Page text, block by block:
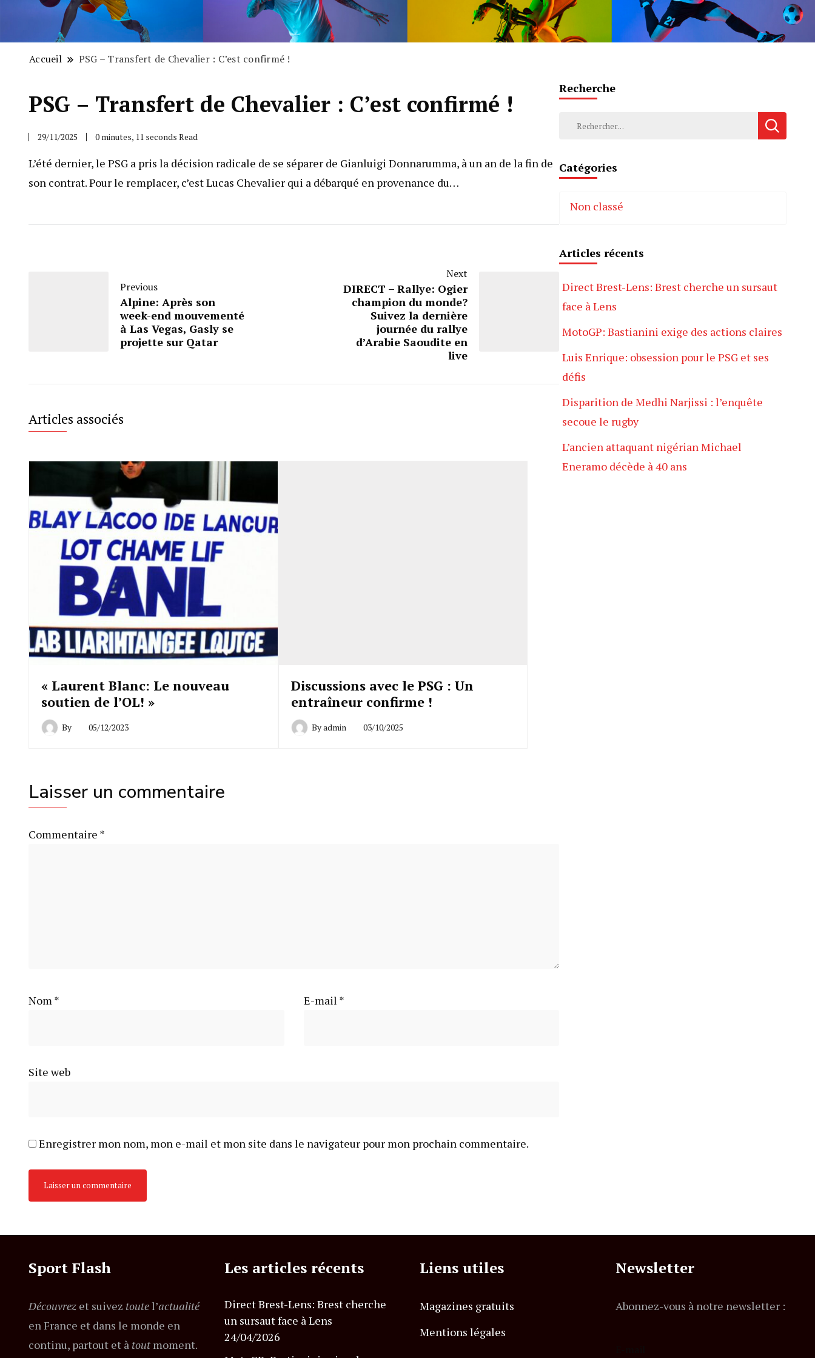
Accueil PSG – Transfert de Chevalier : C’est confirmé !
PSG – Transfert de Chevalier : C’est confirmé !
29/11/2025 0 minutes, 11 seconds Read
L’été dernier, le PSG a pris la décision radicale de se séparer de Gianluigi Donnarumma, à un an de la fin de
son contrat. Pour le remplacer, c’est Lucas Chevalier qui a débarqué en provenance du…
Previous
Alpine: Après son
week-end mouvementé
à Las Vegas, Gasly se
projette sur Qatar
Next
DIRECT – Rallye: Ogier
champion du monde?
Suivez la dernière
journée du rallye
d’Arabie Saoudite en
live
Articles associés
« Laurent Blanc: Le nouveau
soutien de l’OL! »
By 05/12/2023
Discussions avec le PSG : Un
entraîneur confirme !
Byadmin 03/10/2025
Laisser un commentaire
Commentaire *
Nom* E-mail *
Site web
Enregistrer mon nom, mon e-mail et mon site dans le navigateur pour mon prochain commentaire.
Recherche
Rechercher :
Catégories
Non classé
Articles récents
Direct Brest-Lens: Brest cherche un sursaut
face à Lens
MotoGP: Bastianini exige des actions claires
Luis Enrique: obsession pour le PSG et ses
défis
Disparition de Medhi Narjissi : l’enquête
secoue le rugby
L’ancien attaquant nigérian Michael
Eneramo décède à 40 ans
Sport Flash
Découvrez et suivez toutel’actualité
en France et dans le monde en
continu, partout et à toutmoment.
Les articles récents
Direct Brest-Lens: Brest cherche
un sursaut face à Lens
24/04/2026
Liens utiles
Magazines gratuits
Mentions légales
Newsletter
Abonnez-vous à notre newsletter :